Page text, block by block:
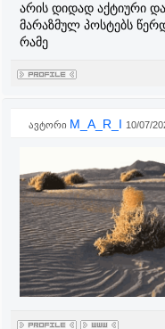
არის დიდად აქტიური
მარაზმულ პოსტებს
რამე
ავტორი M_A_R_I 10/07/